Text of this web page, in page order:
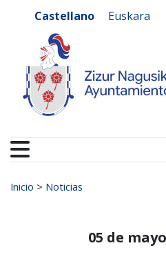
Castellano Euskara
Buscar:
Inicio > Noticias
05 de